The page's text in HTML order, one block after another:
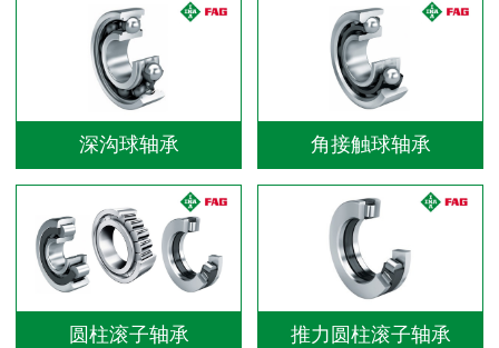
深沟球轴承 角接触球轴承
圆柱滚子轴承 推力圆柱滚子轴承